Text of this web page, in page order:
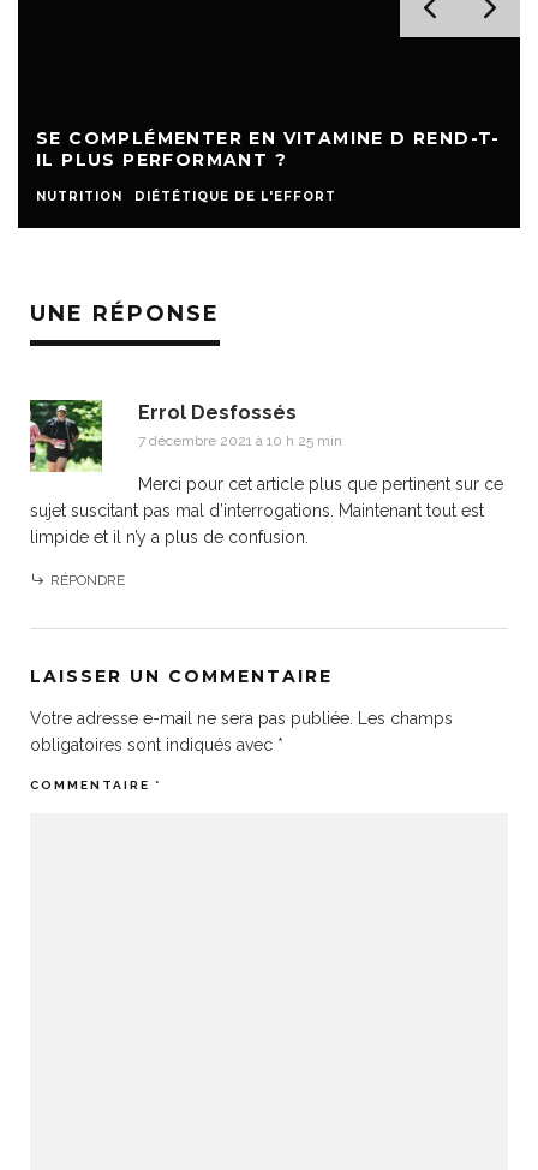
SE COMPLÉMENTER EN VITAMINE D REND-T-
IL PLUS PERFORMANT ?
NUTRITION DIÉTÉTIQUE DE L'EFFORT
UNE RÉPONSE
Errol Desfossés
7 décembre 2021 à 10 h 25 min
Merci pour cet article plus que pertinent sur ce
sujet suscitant pas mal d’interrogations. Maintenant tout est
limpide et il n’y a plus de confusion.
RÉPONDRE
LAISSER UN COMMENTAIRE
Votre adresse e-mail ne sera pas publiée.
Les champs
obligatoires sont indiqués avec *
COMMENTAIRE *